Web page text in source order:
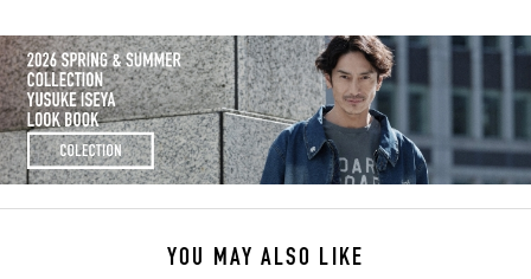
YOU MAY ALSO LIKE